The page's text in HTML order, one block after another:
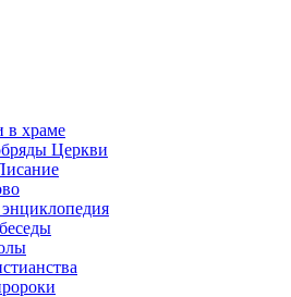
в храме
Церкви